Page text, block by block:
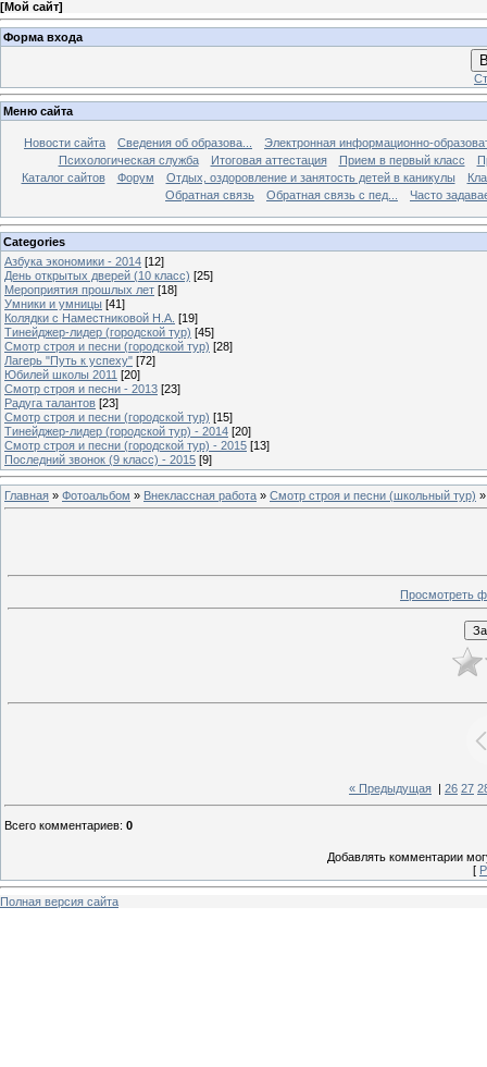
[Мой сайт]
Форма входа
Меню сайта
Новости сайта Сведения об образова...
Электронная информационно-
Психологическая служба
Итоговая аттестация Прием в первый класс
Каталог сайтов
Форум Отдых, оздоровление и занятость детей в каникулы
Обратная связь
Обратная связь с пед... Часто
Categories
Азбука экономики - 2014 [12]
День открытых дверей (10 класс) [25]
Мероприятия прошлых лет [18]
Умники и умницы [41]
Колядки с Наместниковой Н.А. [19]
Тинейджер-лидер (городской тур) [45]
Смотр строя и песни (городской тур) [28]
Лагерь "Путь к успеху" [72]
Юбилей школы 2011 [20]
Смотр строя и песни - 2013 [23]
Радуга талантов [23]
Смотр строя и песни (городской тур) [15]
Тинейджер-лидер (городской тур) - 2014 [20]
Смотр строя и песни (городской тур) - 2015 [13]
Последний звонок (9 класс) - 2015 [9]
Главная » Фотоальбом » Внеклассная работа » Смотр строя и песни (школьный тур)
Просмотреть
« Предыдущая 26 27
Всего комментариев: 0
Добавлять комментарии
[
Полная версия сайта